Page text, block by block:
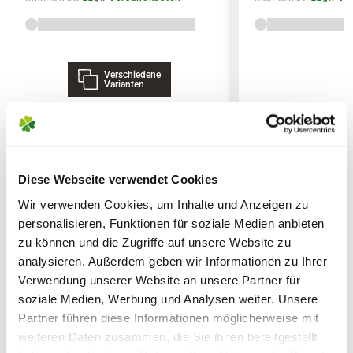
Diese Webseite verwendet Cookies
Wir verwenden Cookies, um Inhalte und Anzeigen zu
personalisieren, Funktionen für soziale Medien anbieten
zu können und die Zugriffe auf unsere Website zu
analysieren. Außerdem geben wir Informationen zu Ihrer
Verwendung unserer Website an unsere Partner für
soziale Medien, Werbung und Analysen weiter. Unsere
Partner führen diese Informationen möglicherweise mit
weiteren Daten zusammen, die Sie ihnen bereitgestellt
Reifezeitenvariieren.
DieLiefergrößewird zusätzlich durch
saisonale Formschnitte beeinflusst,
welche in den Gärtnereien durchgeführt
werden. Die am Produkt angegebene
Lieferhinweise
KÖNNEN ENTSTEHEN
PAKETVERSAND
6,95€ für Standardpakete (z.B.Dünger oder
Zubehör)
7,95€für größere Pakete (z.B. Pflanzen oder
Erde)
Verschiedene
Varianten
WEITERE PRODUKTE